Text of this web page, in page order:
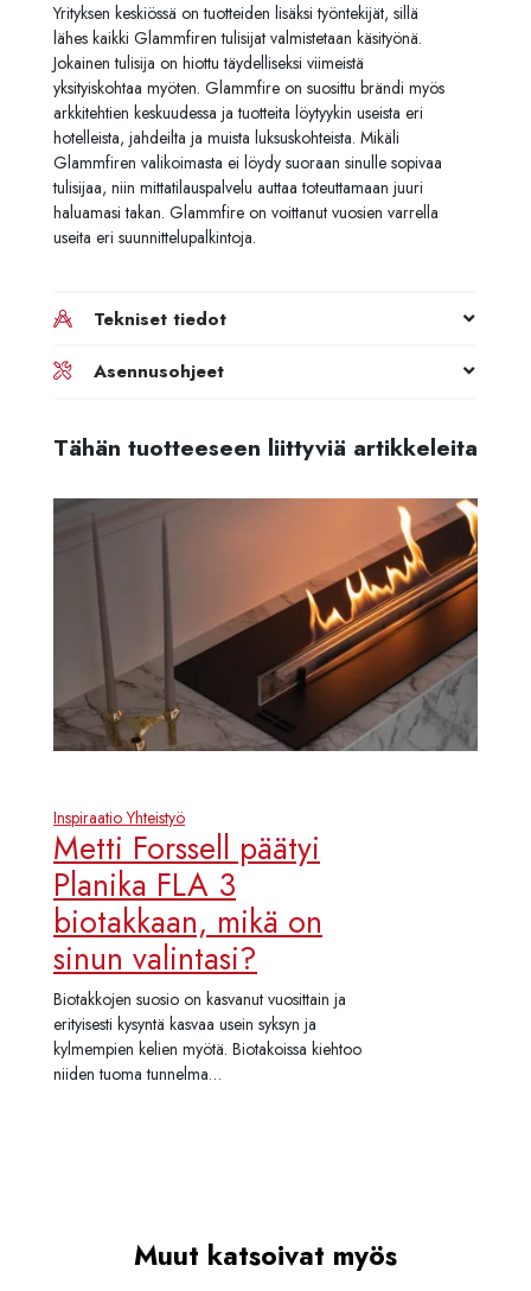
Yrityksen keskiössä on tuotteiden lisäksi työntekijät, sillä
lähes kaikki Glammfiren tulisijat valmistetaan käsityönä.
Jokainen tulisija on hiottu täydelliseksi viimeistä
yksityiskohtaa myöten. Glammfire on suosittu brändi myös
arkkitehtien keskuudessa ja tuotteita löytyykin useista eri
hotelleista, jahdeilta ja muista luksuskohteista. Mikäli
Glammfiren valikoimasta ei löydy suoraan sinulle sopivaa
tulisijaa, niin mittatilauspalvelu auttaa toteuttamaan juuri
haluamasi takan. Glammfire on voittanut vuosien varrella
useita eri suunnittelupalkintoja.
Tekniset tiedot
Asennusohjeet
Tähän tuotteeseen liittyviä artikkeleita
InspiraatioYhteistyö
Metti Forssell päätyi
Planika FLA 3
biotakkaan, mikä on
sinun valintasi?
Biotakkojen suosio on kasvanut vuosittain ja
erityisesti kysyntä kasvaa usein syksyn ja
kylmempien kelien myötä. Biotakoissa kiehtoo
niiden tuoma tunnelma…
Muut katsoivat myös